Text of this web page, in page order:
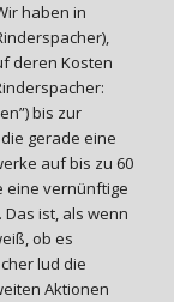
haben in
deren Kosten
bis zur
gerade eine
auf bis zu 60
eine vernünftige
ist, als wenn
ob es
lud die
Aktionen